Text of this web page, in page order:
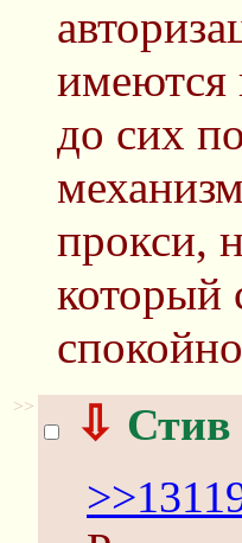
имеются
до сих
прокси,
который
>> ⇩ Стив